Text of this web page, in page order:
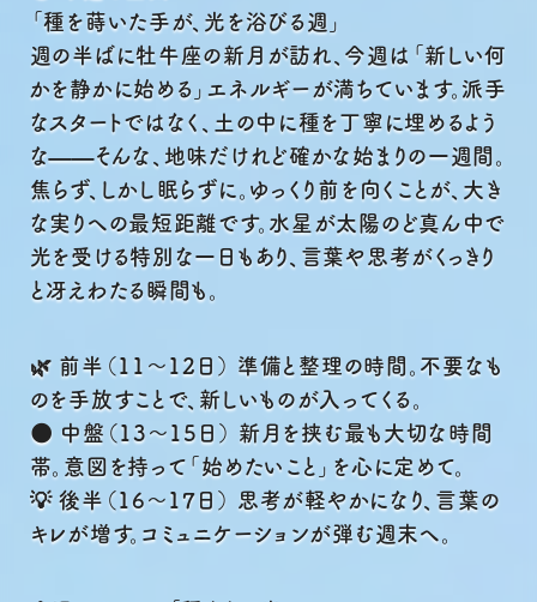
「種を蒔いた手が、光を浴びる週」
週の半ばに牡牛座の新月が訪れ、今週は「新しい何
かを静かに始める」エネルギーが満ちています。派手
なスタートではなく、土の中に種を丁寧に埋めるよう
な——そんな、地味だけれど確かな始まりの一週間。
焦らず、しかし眠らずに。ゆっくり前を向くことが、大き
な実りへの最短距離です。水星が太陽のど真ん中で
光を受ける特別な一日もあり、言葉や思考がくっきり
と冴えわたる瞬間も。
🌿 前半（11〜12日） 準備と整理の時間。不要なも
のを手放すことで、新しいものが入ってくる。
🌑 中盤（13〜15日） 新月を挟む最も大切な時間
帯。意図を持って「始めたいこと」を心に定めて。
💡 後半（16〜17日） 思考が軽やかになり、言葉の
キレが増す。コミュニケーションが弾む週末へ。